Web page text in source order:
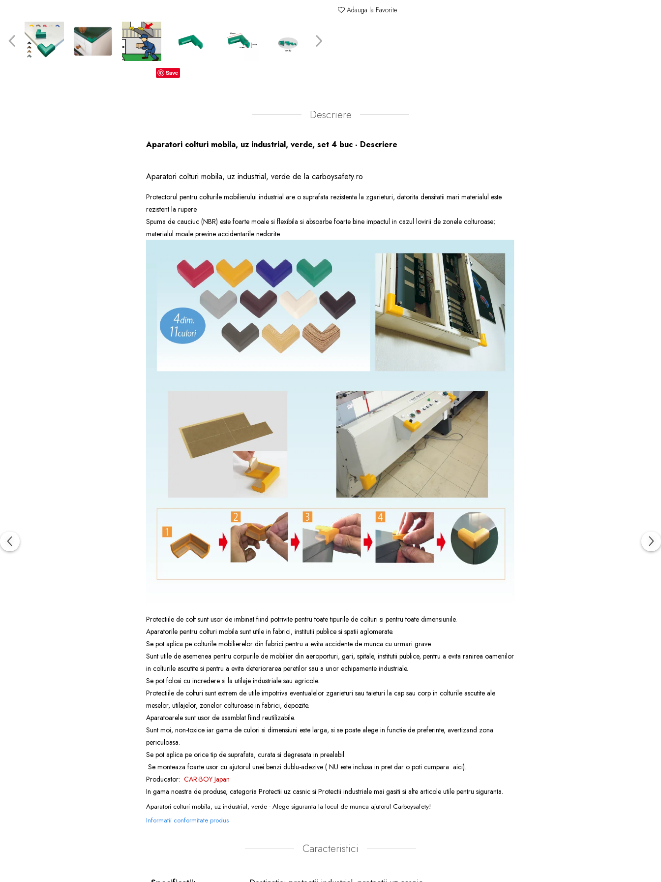
Produse îngrijire copii
Igiena copii
Save
Adauga la Favorite
Descriere
Aparatori colturi mobila, uz industrial, verde, set 4 buc - Descriere
Aparatori colturi mobila, uz industrial, verde de la carboysafety.ro
Protectorul pentru colturile mobilierului industrial are o suprafata rezistenta la zgarieturi, datorita densitatii mari materialul este
rezistent la rupere.
Spuma de cauciuc (NBR) este foarte moale si flexibila si absoarbe foarte bine impactul in cazul lovirii de zonele colturoase;
materialul moale previne accidentarile nedorite.
Protectiile de colt sunt usor de imbinat fiind potrivite pentru toate tipurile de colturi si pentru toate dimensiunile.
Aparatorile pentru colturi mobila sunt utile in fabrici, institutii publice si spatii aglomerate.
Se pot aplica pe colturile mobilierelor din fabrici pentru a evita accidente de munca cu urmari grave.
Sunt utile de asemenea pentru corpurile de mobilier din aeroporturi, gari, spitale, institutii publice, pentru a evita ranirea oamenilor
in colturile ascutite si pentru a evita deteriorarea peretilor sau a unor echipamente industriale.
Se pot folosi cu incredere si la utilaje industriale sau agricole.
Protectiile de colturi sunt extrem de utile impotriva eventualelor zgarieturi sau taieturi la cap sau corp in colturile ascutite ale
meselor, utilajelor, zonelor colturoase in fabrici, depozite.
Aparatoarele sunt usor de asamblat fiind reutilizabile.
Sunt moi, non-toxice iar gama de culori si dimensiuni este larga, si se poate alege in functie de preferinte, avertizand zona
periculoasa.
Se pot aplica pe orice tip de suprafata, curata si degresata in prealabil.
Se monteaza foarte usor cu ajutorul unei benzi dublu-adezive ( NU este inclusa in pret dar o poti cumpara aici).
Producator: CAR-BOY Japan
In gama noastra de produse, categoria Protectii uz casnic si Protectii industriale mai gasiti si alte articole utile pentru siguranta.
Aparatori colturi mobila, uz industrial, verde - Alege siguranta la locul de munca ajutorul Carboysafety!
Informatii conformitate produs
Caracteristici